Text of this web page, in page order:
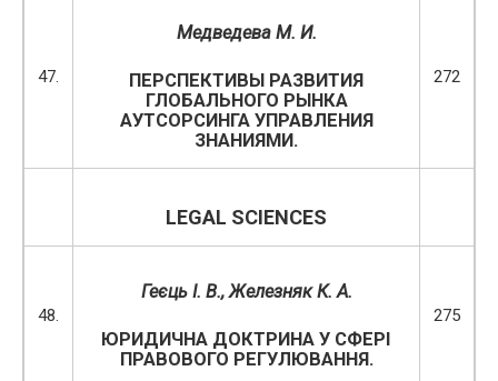
47.
Медведева М. И.
ПЕРСПЕКТИВЫ РАЗВИТИЯ
ГЛОБАЛЬНОГО РЫНКА
АУТСОРСИНГА УПРАВЛЕНИЯ
ЗНАНИЯМИ.
272
LEGAL SCIENCES
48.
Геєць І. В., Железняк К. А.
ЮРИДИЧНА ДОКТРИНА У СФЕРІ
ПРАВОВОГО РЕГУЛЮВАННЯ.
275